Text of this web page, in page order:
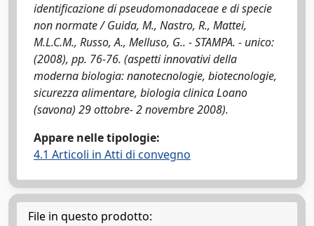
identificazione di pseudomonadaceae e di specie
non normate / Guida, M., Nastro, R., Mattei,
M.L.C.M., Russo, A., Melluso, G.. - STAMPA. - unico:
(2008), pp. 76-76. (aspetti innovativi della
moderna biologia: nanotecnologie, biotecnologie,
sicurezza alimentare, biologia clinica Loano
(savona) 29 ottobre- 2 novembre 2008).
Appare nelle tipologie:
4.1 Articoli in Atti di convegno
File in questo prodotto: